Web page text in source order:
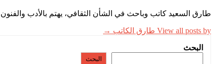
طارق السعيد كاتب وباحث في الشأن الثقافي، يهتم بالأدب والفنون
View all posts by طارق الكاتب →
البحث
البحث